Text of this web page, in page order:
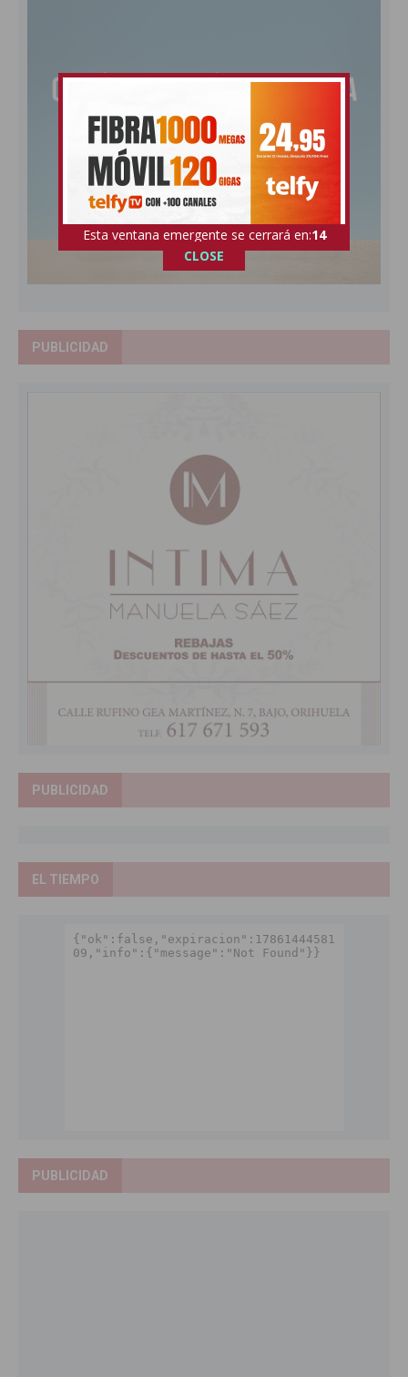
PUBLICIDAD
PUBLICIDAD
EL TIEMPO
PUBLICIDAD
Esta ventana emergente se cerrará en:13
CLOSE